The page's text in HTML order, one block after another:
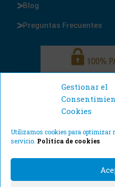
Gestionar el
Cookies
Utilizamos cookies para optimizar
servicio. Política de cookies
Blog
Preguntas Frecuentes